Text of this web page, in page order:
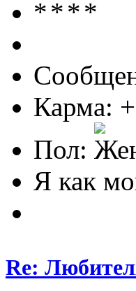
Карма:
Пол:
Я как
Re: